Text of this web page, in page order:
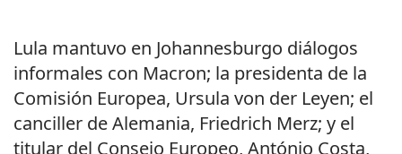
Lula mantuvo en Johannesburgo diálogos
informales con Macron; la presidenta de la
Comisión Europea, Ursula von der Leyen; el
canciller de Alemania, Friedrich Merz; y el
titular del Consejo Europeo, António Costa,